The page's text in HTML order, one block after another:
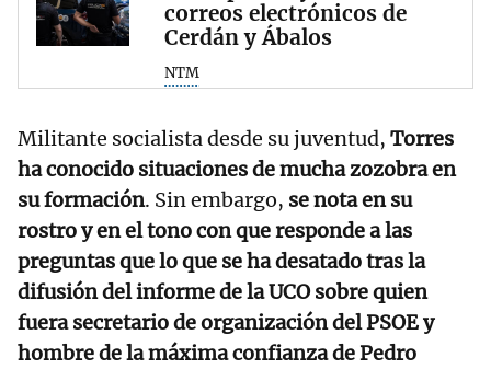
correos electrónicos de
Cerdán y Ábalos
NTM
Militante socialista desde su juventud, Torres
ha conocido situaciones de mucha zozobra en
su formación. Sin embargo, se nota en su
rostro y en el tono con que responde a las
preguntas que lo que se ha desatado tras la
difusión del informe de la UCO sobre quien
fuera secretario de organización del PSOE y
hombre de la máxima confianza de Pedro